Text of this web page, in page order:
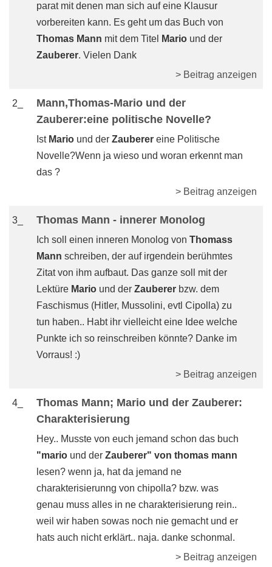
parat mit denen man sich auf eine Klausur
vorbereiten kann. Es geht um das Buch von
Thomas Mann mit dem Titel Mario und der
Zauberer. Vielen Dank
> Beitrag anzeigen
2_
Mann,Thomas-Mario und der
Zauberer:eine politische Novelle?
Ist Mario und der Zauberer eine Politische
Novelle?Wenn ja wieso und woran erkennt man
das ?
> Beitrag anzeigen
3_ Thomas Mann - innerer Monolog
Ich soll einen inneren Monolog von Thomass
Mann schreiben, der auf irgendein berühmtes
Zitat von ihm aufbaut. Das ganze soll mit der
Lektüre Mario und der Zauberer bzw. dem
Faschismus (Hitler, Mussolini, evtl Cipolla) zu
tun haben.. Habt ihr vielleicht eine Idee welche
Punkte ich so reinschreiben könnte? Danke im
Vorraus! :)
> Beitrag anzeigen
4_
Thomas Mann; Mario und der Zauberer:
Charakterisierung
Hey.. Musste von euch jemand schon das buch
"mario und der Zauberer" von thomas mann
lesen? wenn ja, hat da jemand ne
charakterisierunng von chipolla? bzw. was
genau muss alles in ne charakterisierung rein..
weil wir haben sowas noch nie gemacht und er
hats auch nicht erklärt.. naja. danke schonmal.
> Beitrag anzeigen